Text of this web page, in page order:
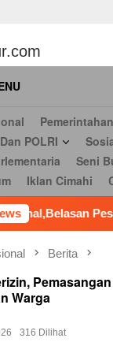
Pemerintahan
POLRI
Seni
Iklan Cimahi
Adu Rasa
Berita
Warga
316 Dilihat